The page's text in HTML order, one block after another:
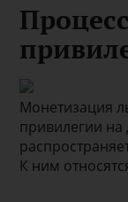
Монетизация
привилегии
К ним